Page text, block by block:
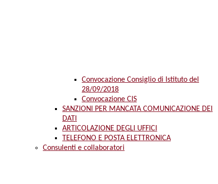
Convocazione Consiglio di Istituto del
28/09/2018
Convocazione CIS
SANZIONI PER MANCATA COMUNICAZIONE DEI
DATI
ARTICOLAZIONE DEGLI UFFICI
TELEFONO E POSTA ELETTRONICA
Consulenti e collaboratori